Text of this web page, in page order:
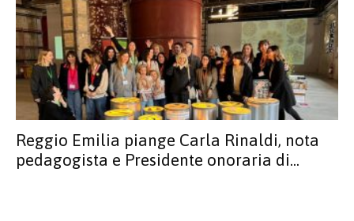
Reggio Emilia piange Carla Rinaldi, nota
pedagogista e Presidente onoraria di...